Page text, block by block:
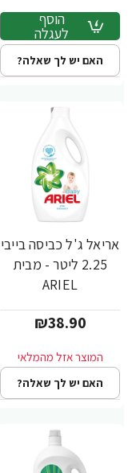
הוסף
לעגלה
האם יש לך שאלה?
אריאל ג'ל כביסה בייבי
2.25 ליטר - מבית
ARIEL
₪38.90
האם יש לך שאלה?